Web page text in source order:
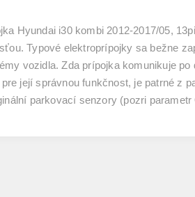
Hyundai i30 kombi 2012-2017/05,
Typové elektroprípojky sa bežne
vozidla. Zda prípojka komunikuje
její správnou funkčnost, je patrné z
parkovací senzory (pozri